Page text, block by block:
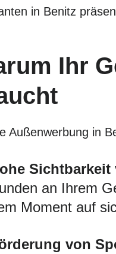
in Benitz
Ihr
Außenwerbung in
Sichtbarkeit
an Ihrem
Moment auf
von